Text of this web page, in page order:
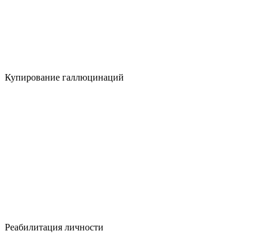
Купирование галлюцинаций
Реабилитация личности